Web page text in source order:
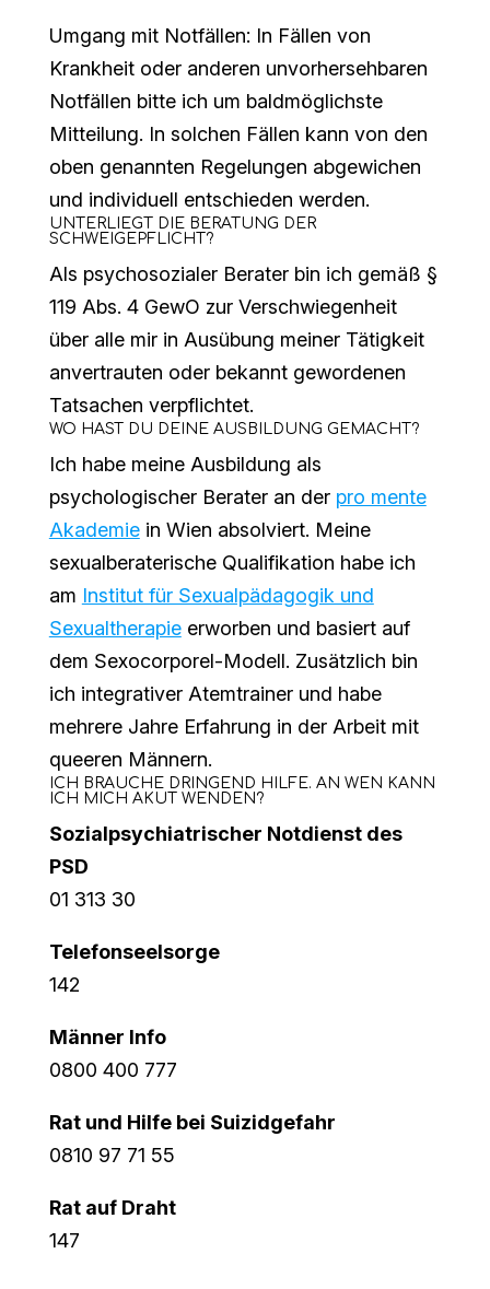
Umgang mit Notfällen: In Fällen von
Krankheit oder anderen unvorhersehbaren
Notfällen bitte ich um baldmöglichste
Mitteilung. In solchen Fällen kann von den
oben genannten Regelungen abgewichen
und individuell entschieden werden.
UNTERLIEGT DIE BERATUNG DER
SCHWEIGEPFLICHT?
Als psychosozialer Berater bin ich gemäß §
119 Abs. 4 GewO zur Verschwiegenheit
über alle mir in Ausübung meiner Tätigkeit
anvertrauten oder bekannt gewordenen
Tatsachen verpflichtet.
WO HAST DU DEINE AUSBILDUNG GEMACHT?
Ich habe meine Ausbildung als
psychologischer Berater an der pro mente
Akademiein Wien absolviert. Meine
sexualberaterische Qualifikation habe ich
am Institut für Sexualpädagogik und
Sexualtherapieerworben und basiert auf
dem Sexocorporel-Modell. Zusätzlich bin
ich integrativer Atemtrainer und habe
mehrere Jahre Erfahrung in der Arbeit mit
queeren Männern.
ICH BRAUCHE DRINGEND HILFE. AN WEN KANN
ICH MICH AKUT WENDEN?
Sozialpsychiatrischer Notdienst des
PSD
01 313 30
Telefonseelsorge
142
Männer Info
0800 400 777
Rat und Hilfe bei Suizidgefahr
0810 97 71 55
Rat auf Draht
147